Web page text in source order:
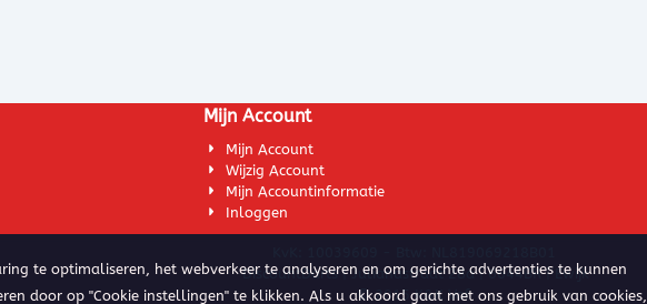
Mijn Account
Mijn Account
Wijzig Account
Mijn Accountinformatie
Inloggen
DiscountDarts | Julianastraat 28a | 6644BR | Ewijk
© 2015 K&K Vof
te optimaliseren, het webverkeer te analyseren en om gerichte advertenties te kunnen
door op "Cookie instellingen" te klikken. Als u akkoord gaat met ons gebruik van cookies,